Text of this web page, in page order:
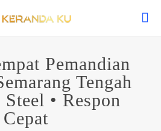
Pemandian
Tengah
• Respon
Cepat